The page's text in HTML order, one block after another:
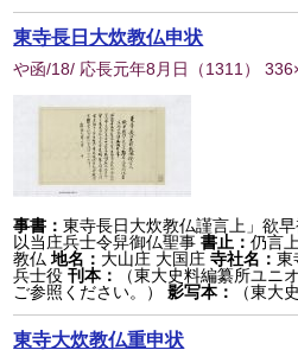
東寺長日大炊教仏申状
や函/18/ 応長元年8月日 （1311 ）
事書：東寺長日大炊教仏謹言上」欲
以当庄兵士令舁御仏聖事 書止：仍言
教仏 地名： 大山庄 大国庄 寺社名：東
兵士役 刊本：
（東大史料編纂所ユニ
ご参照ください。）
影写本： （東大史
東寺大炊教仏重申状